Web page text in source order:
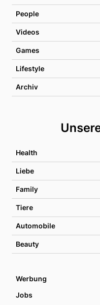
People
Videos
Games
Lifestyle
Archiv
Health
Liebe
Family
Tiere
Automobile
Beauty
Werbung
Jobs